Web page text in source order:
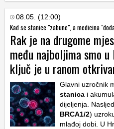
08.05. (12:00)
Kad se stanice "zabune", a medicina
Rak je na drugome
među najboljima smo
ključ je u ranom
Glavni uzročnik
stanica i
dijeljenja.
BRCA1/2)
mlađoj dobi. U